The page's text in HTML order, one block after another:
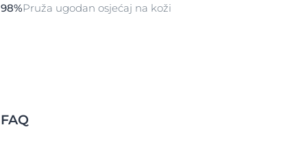
98%Pruža ugodan osjećaj na koži
FAQ